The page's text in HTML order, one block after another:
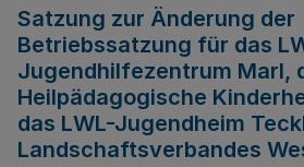
Satzung zur Änderung der
Betriebssatzung für das
Jugendhilfezentrum Marl,
Heilpädagogische
das LWL-Jugendheim
Landschaftsverbandes